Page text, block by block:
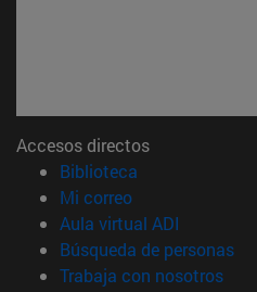
Accesos directos
Biblioteca
Mi correo(abre en nueva
Aula virtual ADI
Búsqueda de personas
Trabaja con nosotros